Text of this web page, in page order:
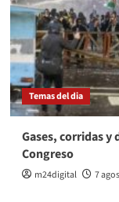
Temas del dia
Gases, corridas
Congreso
m24digital 7